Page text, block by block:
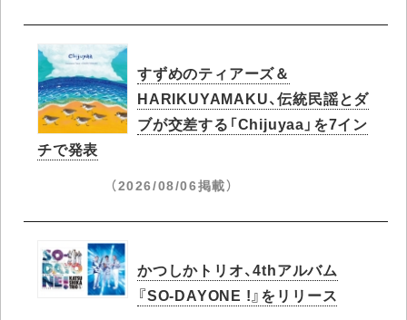
すずめのティアーズ＆
HARIKUYAMAKU、伝統民謡とダ
ブが交差する「Chijuyaa」を7イン
チで発表
（2026/08/06掲載）
かつしかトリオ、4thアルバム
『SO-DAYONE !』をリリース